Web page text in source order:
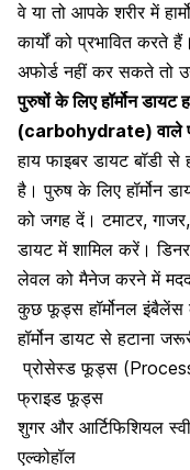
वे या तो आपके शरीर में
कार्यों को प्रभावित
अफोर्ड नहीं कर सकते तो
पुरुषों के लिए हॉर्मोन
(carbohydrate) वाले
हाय फाइबर डायट बॉडी
है। पुरुष के लिए हॉर्मोन
को जगह दें। टमाटर,
डायट में शामिल करें। डिनर
लेवल को मैनेज करने में
कुछ फूड्स हॉर्मोनल
हॉर्मोन डायट से हटाना
प्रोसेस्ड फूड्स
फ्राइड फूड्स
शुगर और आर्टिफिशियल
एल्कोहॉल